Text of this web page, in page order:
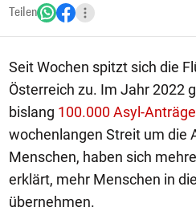
Teilen
Seit Wochen spitzt sich die
Österreich zu. Im Jahr 2022
bislang 100.000 Asyl-
wochenlangen Streit um die
Menschen, haben sich
erklärt, mehr Menschen in
übernehmen.